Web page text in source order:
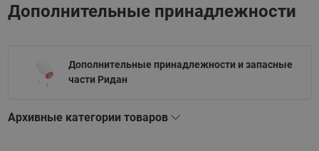
Дополнительные принадлежности
Дополнительные принадлежности и запасные
части Ридан
Архивные категории товаров